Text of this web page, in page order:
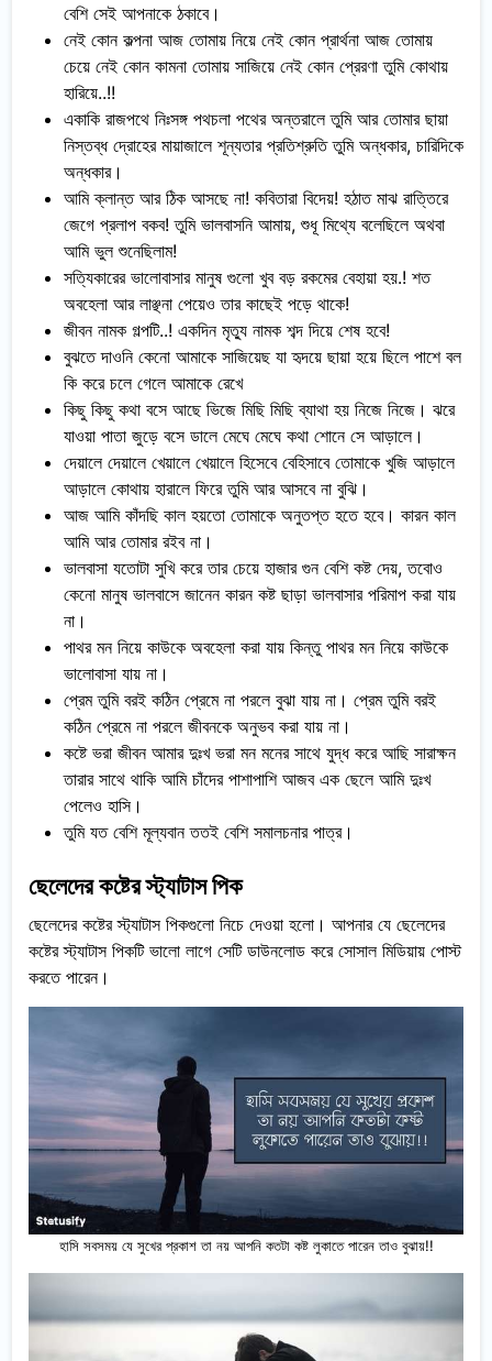
বেশি সেই আপনাকে ঠকাবে।
নেই কোন কল্পনা আজ তোমায় নিয়ে নেই কোন প্রার্থনা আজ তোমায়
চেয়ে নেই কোন কামনা তোমায় সাজিয়ে নেই কোন প্রেরণা তুমি কোথায়
হারিয়ে..!!
একাকি রাজপথে নিঃসঙ্গ পথচলা পথের অন্তরালে তুমি আর তোমার ছায়া
নিস্তব্ধ দ্রোহের মায়াজালে শূন্যতার প্রতিশ্রুতি তুমি অন্ধকার, চারিদিকে
অন্ধকার।
আমি ক্লান্ত আর ঠিক আসছে না! কবিতারা বিদেয়! হঠাত মাঝ রাত্তিরে
জেগে প্রলাপ বকব! তুমি ভালবাসনি আমায়, শুধূ মিথ্যে বলেছিলে অথবা
আমি ভুল শুনেছিলাম!
সত্যিকারের ভালোবাসার মানুষ গুলো খুব বড় রকমের বেহায়া হয়.! শত
অবহেলা আর লাঞ্ছনা পেয়েও তার কাছেই পড়ে থাকে!
জীবন নামক গল্পটি..! একদিন মৃত্যু নামক শব্দ দিয়ে শেষ হবে!
বুঝতে দাওনি কেনো আমাকে সাজিয়েছ যা হৃদয়ে ছায়া হয়ে ছিলে পাশে বল
কি করে চলে গেলে আমাকে রেখে
কিছু কিছু কথা বসে আছে ভিজে মিছি মিছি ব্যাথা হয় নিজে নিজে। ঝরে
যাওয়া পাতা জুড়ে বসে ডালে মেঘে মেঘে কথা শোনে সে আড়ালে।
দেয়ালে দেয়ালে খেয়ালে খেয়ালে হিসেবে বেহিসাবে তোমাকে খুজি আড়ালে
আড়ালে কোথায় হারালে ফিরে তুমি আর আসবে না বুঝি।
আজ আমি কাঁদছি কাল হয়তো তোমাকে অনুতপ্ত হতে হবে। কারন কাল
আমি আর তোমার রইব না।
ভালবাসা যতোটা সুখি করে তার চেয়ে হাজার গুন বেশি কষ্ট দেয়, তবোও
কেনো মানুষ ভালবাসে জানেন কারন কষ্ট ছাড়া ভালবাসার পরিমাপ করা যায়
না।
পাথর মন নিয়ে কাউকে অবহেলা করা যায় কিন্তু পাথর মন নিয়ে কাউকে
ভালোবাসা যায় না।
প্রেম তুমি বরই কঠিন প্রেমে না পরলে বুঝা যায় না। প্রেম তুমি বরই
কঠিন প্রেমে না পরলে জীবনকে অনুভব করা যায় না।
কষ্টে ভরা জীবন আমার দুঃখ ভরা মন মনের সাথে যুদ্ধ করে আছি সারাক্ষন
তারার সাথে থাকি আমি চাঁদের পাশাপাশি আজব এক ছেলে আমি দুঃখ
পেলেও হাসি।
তুমি যত বেশি মূল্যবান ততই বেশি সমালচনার পাত্র।
ছেলেদের কষ্টের স্ট্যাটাস পিক
ছেলেদের কষ্টের স্ট্যাটাস পিকগুলো নিচে দেওয়া হলো। আপনার যে ছেলেদের
কষ্টের স্ট্যাটাস পিকটি ভালো লাগে সেটি ডাউনলোড করে সোসাল মিডিয়ায় পোস্ট
করতে পারেন।
হাসি সবসময় যে সুখের প্রকাশ তা নয় আপনি কতটা কষ্ট লুকাতে পারেন তাও বুঝায়!!